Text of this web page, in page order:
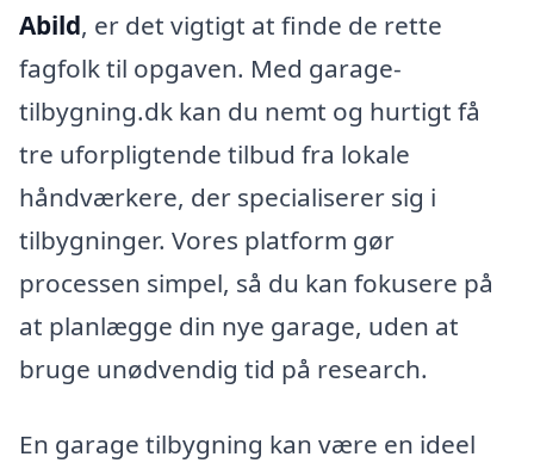
Abild, er det vigtigt at finde de rette
fagfolk til opgaven. Med garage-
tilbygning.dk kan du nemt og hurtigt få
tre uforpligtende tilbud fra lokale
håndværkere, der specialiserer sig i
tilbygninger. Vores platform gør
processen simpel, så du kan fokusere på
at planlægge din nye garage, uden at
bruge unødvendig tid på research.
En garage tilbygning kan være en ideel